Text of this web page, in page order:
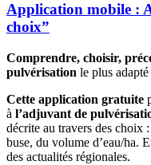
Application mobile :
choix”
Comprendre, choisir,
pulvérisation le plus
Cette application gratuite
à l’adjuvant de
décrite au travers des choix
buse, du volume d’eau/ha.
des actualités régionales.